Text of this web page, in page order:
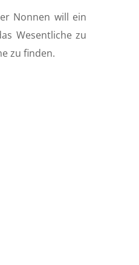
e
t
i
Nonnen will ein
Wesentliche zu
zu finden.